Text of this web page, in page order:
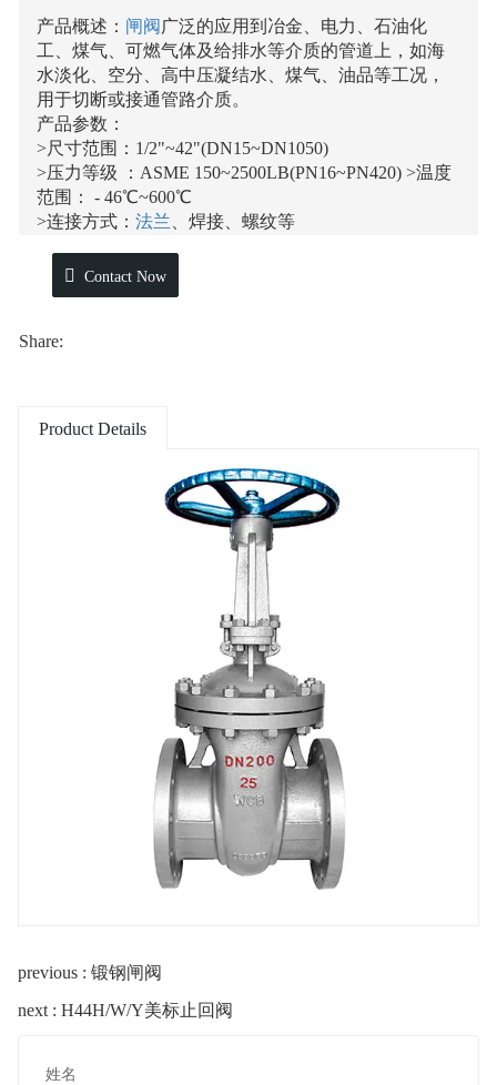
产品概述： 闸阀 广泛的应用到冶金、电力、石油化
工、煤气、可燃气体及给排水等介质的管道上，如海
水淡化、空分、高中压凝结水、煤气、油品等工况，
用于切断或接通管路介质。
产品参数：
>尺寸范围：1/2"~42"(DN15~DN1050)
>压力等级 ：ASME 150~2500LB(PN16~PN420) >温度
范围： - 46℃~600℃
>连接方式： 法兰 、焊接、螺纹等
>密封面硬化处理方式：堆焊司太立合金及镍基合金
>操作方式：手动、电动、气动等
设计标准：GB/T 12234
Contact Now
Share:
Product Details
previous : 锻钢闸阀
next : H44H/W/Y美标止回阀
姓名